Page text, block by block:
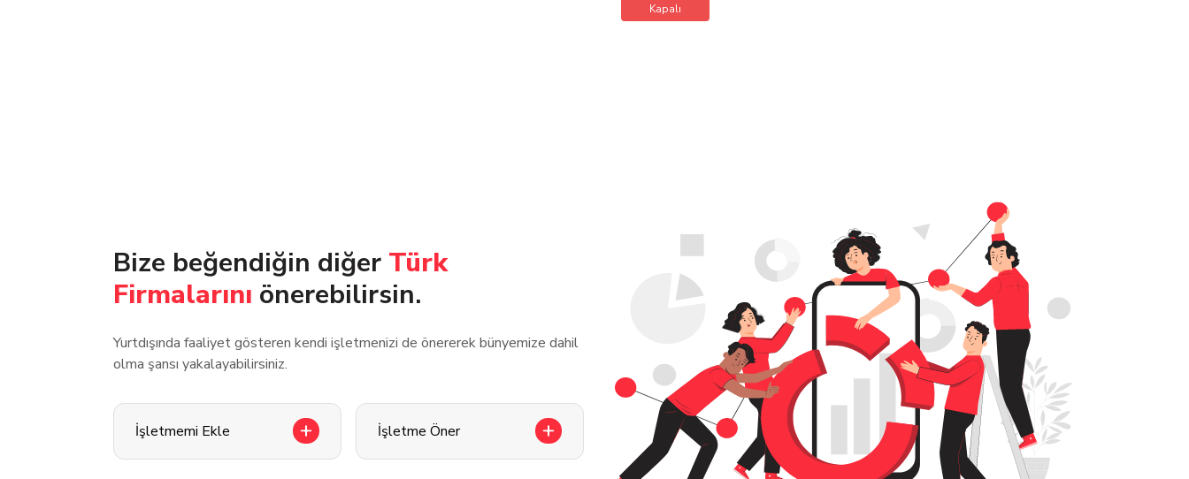
Kapalı
Bize beğendiğin diğer Türk
Firmalarını önerebilirsin.
Yurtdışında faaliyet gösteren kendi işletmenizi de önererek bünyemize dahil
olma şansı yakalayabilirsiniz.
İşletmemi Ekle İşletme Öner